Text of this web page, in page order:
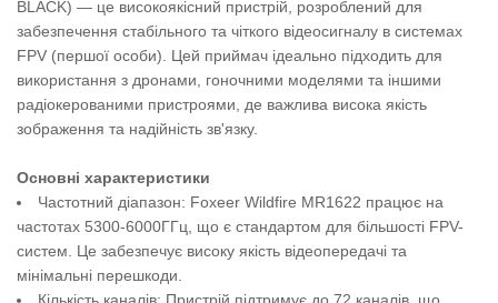
BLACK) — це високоякісний пристрій, розроблений для
забезпечення стабільного та чіткого відеосигналу в системах
FPV (першої особи). Цей приймач ідеально підходить для
використання з дронами, гоночними моделями та іншими
радіокерованими пристроями, де важлива висока якість
зображення та надійність зв'язку.
Основні характеристики
Частотний діапазон: Foxeer Wildfire MR1622 працює на
частотах 5300-6000ГГц, що є стандартом для більшості FPV-
систем. Це забезпечує високу якість відеопередачі та
мінімальні перешкоди.